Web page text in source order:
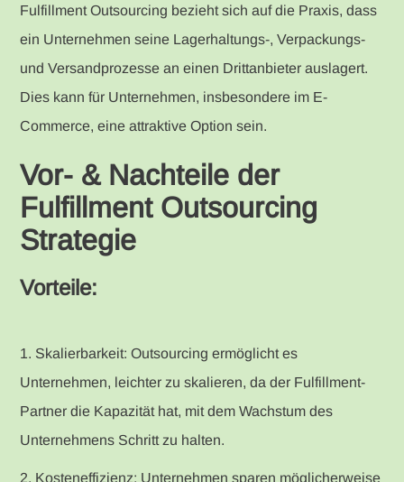
Fulfillment Outsourcing bezieht sich auf die Praxis, dass
ein Unternehmen seine Lagerhaltungs-, Verpackungs-
und Versandprozesse an einen Drittanbieter auslagert.
Dies kann für Unternehmen, insbesondere im E-
Commerce, eine attraktive Option sein.
Vor- & Nachteile der
Fulfillment Outsourcing
Strategie
Vorteile:
1. Skalierbarkeit: Outsourcing ermöglicht es
Unternehmen, leichter zu skalieren, da der Fulfillment-
Partner die Kapazität hat, mit dem Wachstum des
Unternehmens Schritt zu halten.
2. Kosteneffizienz: Unternehmen sparen möglicherweise